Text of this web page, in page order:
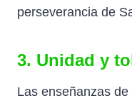
perseverancia de
3. Unidad y
Las enseñanzas